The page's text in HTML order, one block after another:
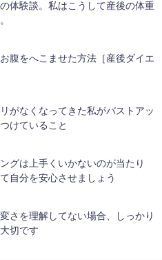
体験談。私はこうして産後の体重
腹をへこませた方法［産後ダイエ
がなくなってきた私がバストアッ
けていること
グは上手くいかないのが当たり
自分を安心させましょう
さを理解してない場合、しっかり
切です